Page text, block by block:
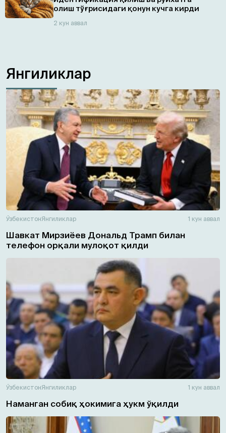
олиш тўғрисидаги қонун кучга кирди
2 кун аввал
Янгиликлар
ЎзбекистонЯнгиликлар 1 кун аввал
Шавкат Мирзиёев Дональд Трамп билан
телефон орқали мулоқот қилди
ЎзбекистонЯнгиликлар 1 кун аввал
Наманган собиқ ҳокимига ҳукм ўқилди